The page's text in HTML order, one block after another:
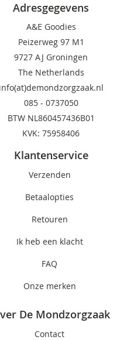
Adresgegevens
A&E Goodies
Peizerweg 97 M1
9727 AJ Groningen
The Netherlands
info(at)demondzorgzaak.nl
085 - 0737050
BTW NL860457436B01
KVK: 75958406
Klantenservice
Verzenden
Betaalopties
Retouren
Ik heb een klacht
FAQ
Onze merken
De Mondzorgzaak
Contact